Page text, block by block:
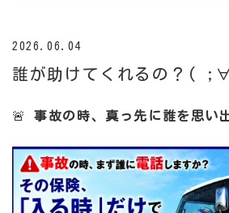
2026.06.04
誰が助けてくれるの？(
🚨事故の時、真っ先に誰を思い